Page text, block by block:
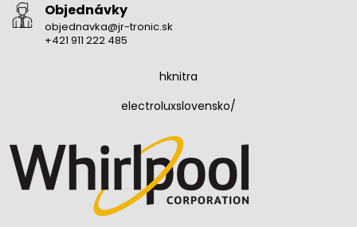
Objednávky
objednavka@jr-tronic.sk
+421 911 222 485
hknitra
electroluxslovensko/